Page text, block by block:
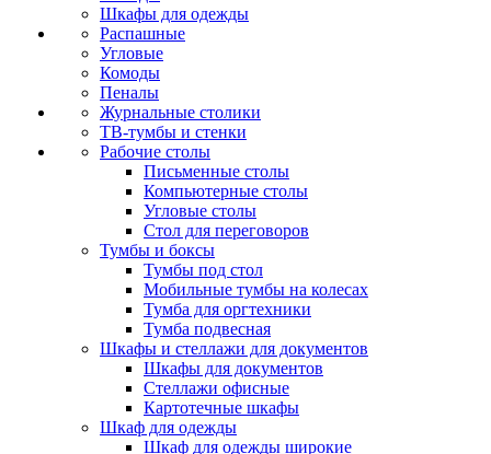
Шкафы для одежды
Распашные
Угловые
Комоды
Пеналы
Журнальные столики
ТВ‑тумбы и стенки
Рабочие столы
Письменные столы
Компьютерные столы
Угловые столы
Стол для переговоров
Тумбы и боксы
Тумбы под стол
Мобильные тумбы на колесах
Тумба для оргтехники
Тумба подвесная
Шкафы и стеллажи для документов
Шкафы для документов
Стеллажи офисные
Картотечные шкафы
Шкаф для одежды
Шкаф для одежды широкие